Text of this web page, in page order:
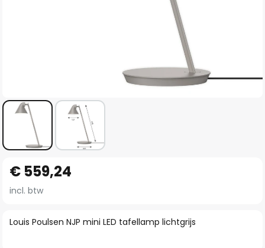
naar
het
van
Louis Poulsen NJP mini LED tafellamp lichtgrijs
€ 559,24
incl. btw